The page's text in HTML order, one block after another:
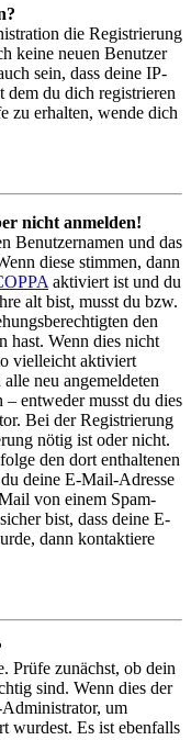
die Registrierung
keine neuen Benutzer
sein, dass deine IP-
dem du dich registrieren
zu erhalten, wende dich
nicht anmelden!
Benutzernamen und das
diese stimmen, dann
aktiviert ist und du
alt bist, musst du bzw.
den
hast. Wenn dies nicht
vielleicht aktiviert
neu angemeldeten
entweder musst du dies
Bei der Registrierung
nötig ist oder nicht.
den dort enthaltenen
deine E-Mail-Adresse
von einem Spam-
bist, dass deine E-
dann kontaktiere
Prüfe zunächst, ob dein
sind. Wenn dies der
um
wurdest. Es ist ebenfalls